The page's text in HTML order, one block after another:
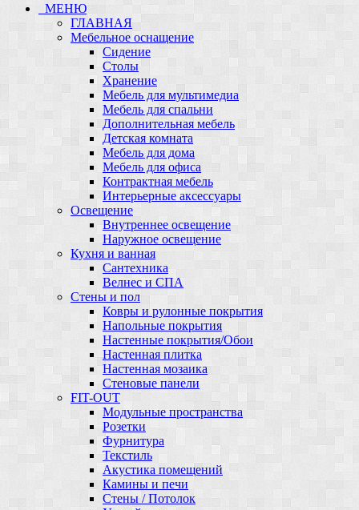
МЕНЮ
ГЛАВНАЯ
Мебельное оснащение
Сидение
Столы
Хранение
Мебель для мультимедиа
Мебель для спальни
Дополнительная мебель
Детская комната
Мебель для дома
Мебель для офиса
Контрактная мебель
Интерьерные аксессуары
Освещение
Внутреннее освещение
Наружное освещение
Кухня и ванная
Сантехника
Велнес и СПА
Стены и пол
Ковры и рулонные покрытия
Напольные покрытия
Настенные покрытия/Обои
Настенная плитка
Настенная мозаика
Стеновые панели
FIT-OUT
Модульные пространства
Розетки
Фурнитура
Текстиль
Акустика помещений
Камины и печи
Стены / Потолок